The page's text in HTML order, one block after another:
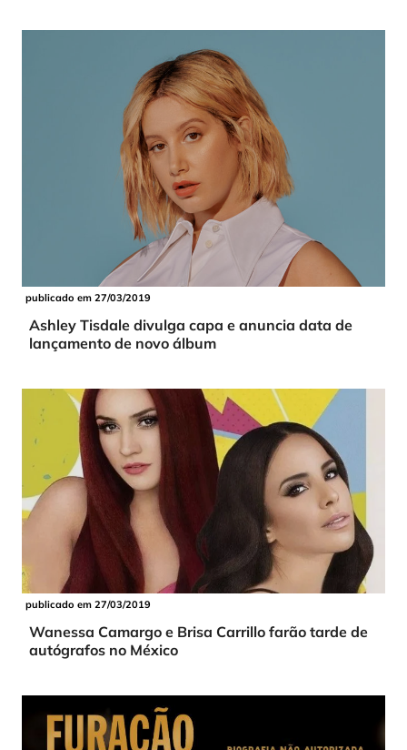
publicado em 27/03/2019
Ashley Tisdale divulga capa e anuncia data de
lançamento de novo álbum
publicado em 27/03/2019
Wanessa Camargo e Brisa Carrillo farão tarde de
autógrafos no México